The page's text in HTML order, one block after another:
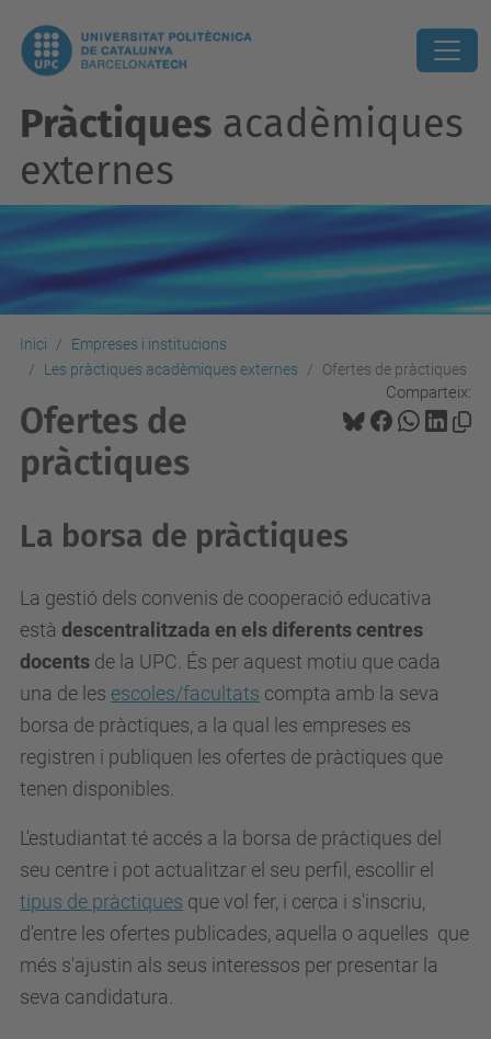
Pràctiques acadèmiques
externes
Inici
Empreses i institucions
Les pràctiques acadèmiques externes
Ofertes de pràctiques
Comparteix:
Ofertes de
pràctiques
La borsa de pràctiques
La gestió dels convenis de cooperació educativa
està descentralitzada en els diferents centres
docents de la UPC. És per aquest motiu que cada
una de les escoles/facultats compta amb la seva
borsa de pràctiques, a la qual les empreses es
registren i publiquen les ofertes de pràctiques que
tenen disponibles.
L'estudiantat té accés a la borsa de pràctiques del
seu centre i pot actualitzar el seu perfil, escollir el
tipus de pràctiques que vol fer, i cerca i s'inscriu,
d'entre les ofertes publicades, aquella o aquelles que
més s'ajustin als seus interessos per presentar la
seva candidatura.